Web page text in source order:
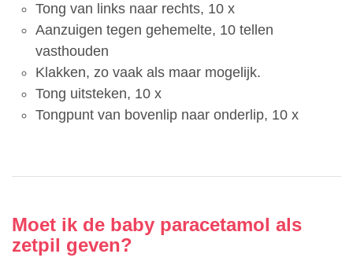
Tong van links naar rechts, 10 x
Aanzuigen tegen gehemelte, 10 tellen
vasthouden
Klakken, zo vaak als maar mogelijk.
Tong uitsteken, 10 x
Tongpunt van bovenlip naar onderlip, 10 x
Moet ik de baby paracetamol als
zetpil geven?